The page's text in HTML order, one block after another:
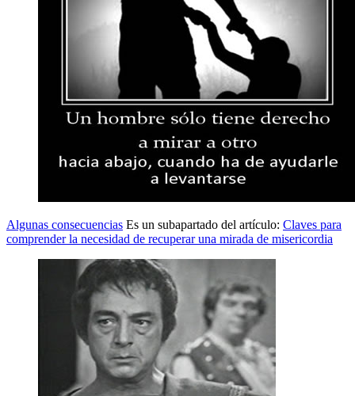
Algunas consecuencias Es un subapartado del artículo: Claves para
comprender la necesidad de recuperar una mirada de misericordia